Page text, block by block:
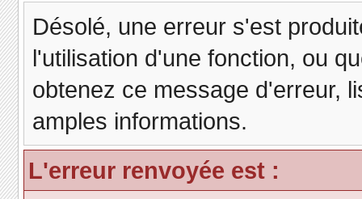
Désolé, une erreur s'est
l'utilisation d'une fonction, ou
obtenez ce message d'erreur,
amples informations.
L'erreur renvoyée est :